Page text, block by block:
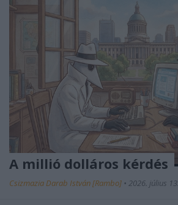
A millió dolláros kérdés
Csizmazia Darab István [Rambo] • 2026. július 13.